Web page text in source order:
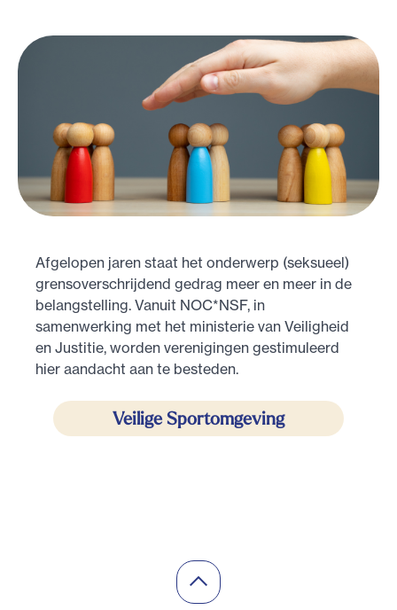
Afgelopen jaren staat het onderwerp (seksueel)
grensoverschrijdend gedrag meer en meer in de
belangstelling. Vanuit NOC*NSF, in
samenwerking met het ministerie van Veiligheid
en Justitie, worden verenigingen gestimuleerd
hier aandacht aan te besteden.
Veilige Sportomgeving